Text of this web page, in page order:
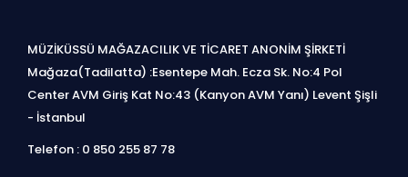
MÜZİKÜSSÜ MAĞAZACILIK VE TİCARET ANONİM ŞİRKETİ
Mağaza(Tadilatta) :Esentepe Mah. Ecza Sk. No:4 Pol
Center AVM Giriş Kat No:43 (Kanyon AVM Yanı) Levent Şişli
- İstanbul
Telefon : 0 850 255 87 78